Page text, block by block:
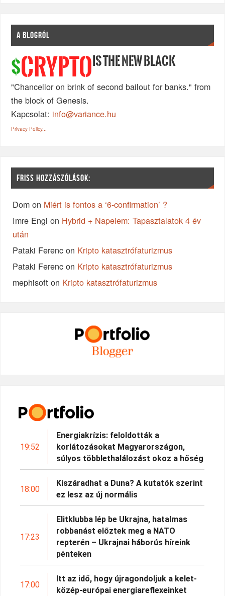
A BLOGRÓL
$CRYPTO IS THE NEW BLACK
"Chancellor on brink of second bailout for banks." from
the block of Genesis.
Kapcsolat: info@variance.hu
Privacy Policy...
FRISS HOZZÁSZÓLÁSOK:
Dom on Miért is fontos a ‘6-confirmation’ ?
Imre Engi on Hybrid + Napelem: Tapasztalatok 4 év
után
Pataki Ferenc on Kripto katasztrófaturizmus
Pataki Ferenc on Kripto katasztrófaturizmus
mephisoft on Kripto katasztrófaturizmus
19:52
Energiakrízis: feloldották a
korlátozásokat Magyarországon,
súlyos többlethalálozást okoz a hőség
18:00
Kiszáradhat a Duna? A kutatók szerint
ez lesz az új normális
17:23
Elitklubba lép be Ukrajna, hatalmas
robbanást előztek meg a NATO
repterén – Ukrajnai háborús híreink
pénteken
17:00
Itt az idő, hogy újragondoljuk a kelet-
közép-európai energiareflexeinket